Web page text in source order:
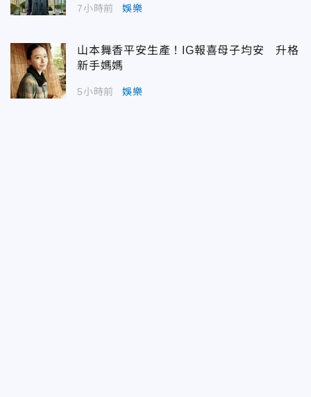
7小時前 娛樂
山本舞香平安生產！IG報喜母子均安 升格
新手媽媽
5小時前 娛樂